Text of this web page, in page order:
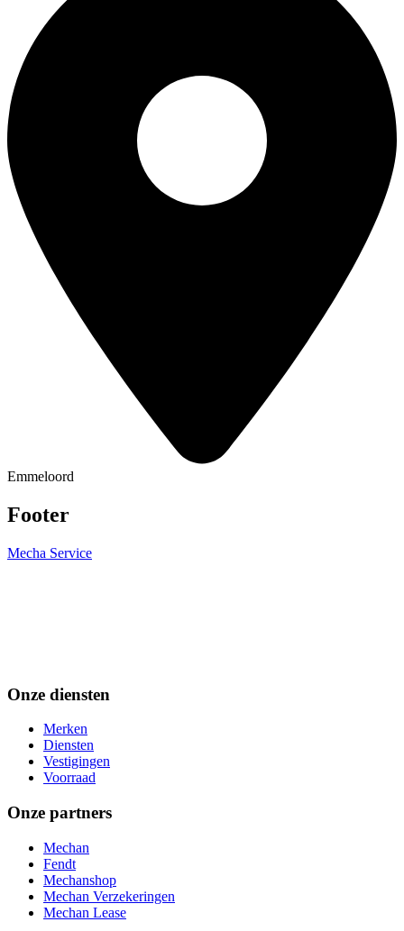
Emmeloord
Footer
Mecha Service
Onze diensten
Merken
Diensten
Vestigingen
Voorraad
Onze partners
Mechan
Fendt
Mechanshop
Mechan Verzekeringen
Mechan Lease